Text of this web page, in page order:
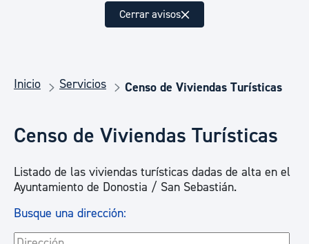
Cerrar avisos
Inicio Servicios Censo de Viviendas Turísticas
Censo de Viviendas Turísticas
Listado de las viviendas turísticas dadas de alta en el
Ayuntamiento de Donostia / San Sebastián.
Busque una dirección: